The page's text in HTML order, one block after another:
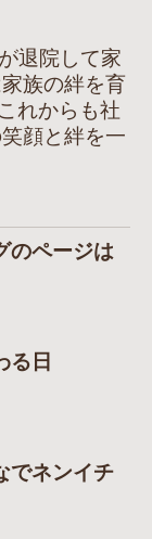
退院して家
族の絆を育
れからも社
顔と絆を一
のページは
る日
でネンイチ